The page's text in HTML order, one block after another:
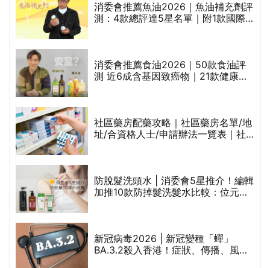
消委會推薦魚油2026｜魚油補充劑評
測：4款總評達5星名單｜附1款國際
消委會推薦食油2026｜50款食油評
測 近6成含基因致癌物｜21款健康煮
社區藥房配藥攻略｜社區藥房名單/地
址/合資格人士/申請辦法一覽表｜社
防脫髮洗頭水 | 消委會5星推介！編輯
加推10款防掉髮洗髮水比較：位元
新冠病毒2026 | 新冠變種「蟬」
BA.3.2殺入香港！症狀、傳播、風險